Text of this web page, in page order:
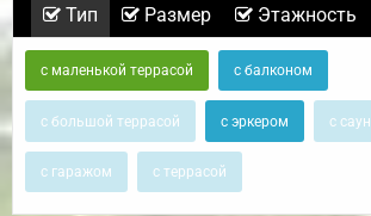
Тип Размер Этажность
с маленькой террасой с балконом
с большой террасой с эркером с
с гаражом с террасой